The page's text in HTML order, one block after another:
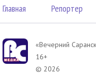
Главная Репортер
«Вечерний
16+
© 2026